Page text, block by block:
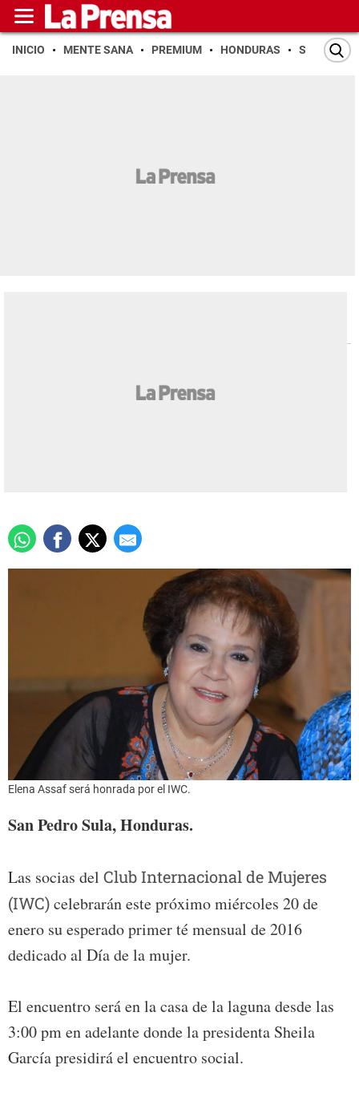
INICIO MENTE SANA PREMIUM HONDURAS SAN PEDRO
Elena Assaf, Mujer del
año IWC 2016
Elena Assaf será honrada por el IWC.
San Pedro Sula, Honduras.
Las socias del Club Internacional de Mujeres
(IWC)celebrarán este próximo miércoles 20 de
enero su esperado primer té mensual de 2016
dedicado al Día de la mujer.
El encuentro será en la casa de la laguna desde las
3:00 pm en adelante donde la presidenta Sheila
García presidirá el encuentro social.